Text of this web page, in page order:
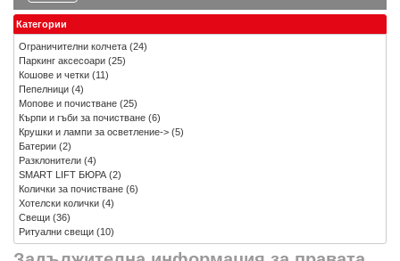
Категории
Ограничителни колчета (24)
Паркинг аксесоари (25)
Кошове и четки (11)
Пепелници (4)
Мопове и почистване (25)
Кърпи и гъби за почистване (6)
Крушки и лампи за осветление-> (5)
Батерии (2)
Разклонители (4)
SMART LIFT БЮРА(2)
Колички за почистване (6)
Хотелски колички (4)
Свещи (36)
Ритуални свещи (10)